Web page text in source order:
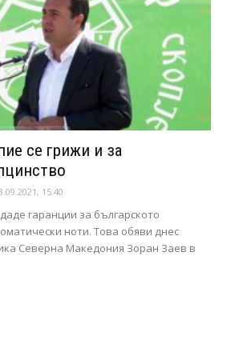
се грижи и за
15:40
гаранции за българското
ноти. Това обяви днес
Северна Македония Зоран Заев в